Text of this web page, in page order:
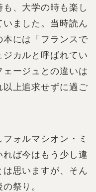
、大学の時も楽し
ました。当時読ん
には「フランスで
カルと呼ばれてい
ージュとの違いは
上追求せずに過ご
ォルマシオン・ミ
れば今はもう少し違
思いますが、そん
祭り。